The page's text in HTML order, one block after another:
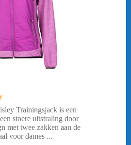
Trainingsjack is een
stoere uitstraling door
met twee zakken aan de
voor dames ...